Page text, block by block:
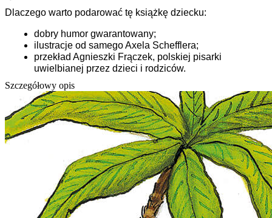
Dlaczego warto podarować tę książkę dziecku:
dobry humor gwarantowany;
ilustracje od samego Axela Schefflera;
przekład Agnieszki Frączek, polskiej pisarki
uwielbianej przez dzieci i rodziców.
Szczegółowy opis